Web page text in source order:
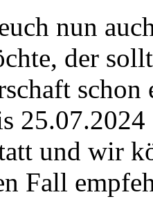
nun
der
und wir
Fall